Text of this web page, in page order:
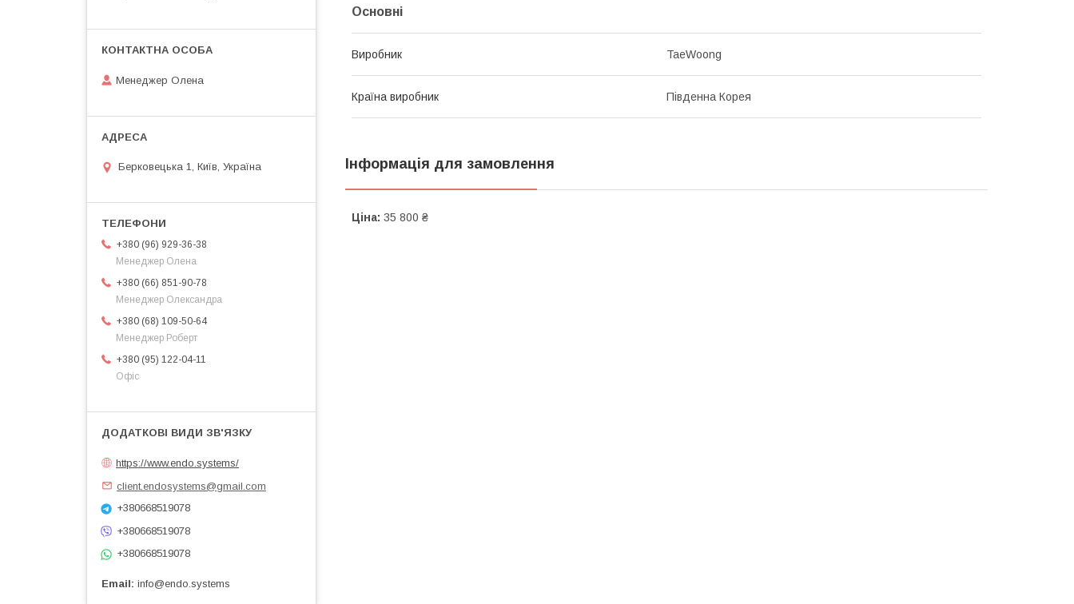
Основні
Виробник TaeWoong
Країна виробник Південна Корея
Інформація для замовлення
Ціна: 35 800 ₴
Менеджер Олена
Берковецька 1, Київ, Україна
+380 (96) 929-36-38
Менеджер Олена
+380 (66) 851-90-78
Менеджер Олександра
+380 (68) 109-50-64
Менеджер Роберт
+380 (95) 122-04-11
Офіс
https://www.endo.systems/
client.endosystems@gmail.com
+380668519078
+380668519078
+380668519078
Email info@endo.systems